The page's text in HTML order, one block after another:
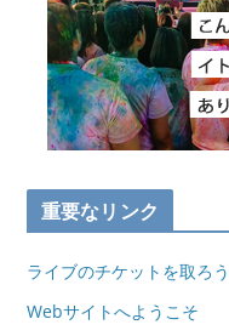
重要なリンク
ライブのチケットを取ろう
Webサイトへようこそ